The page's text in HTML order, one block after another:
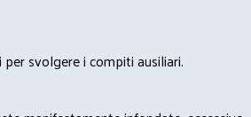
svolgere i compiti ausiliari.